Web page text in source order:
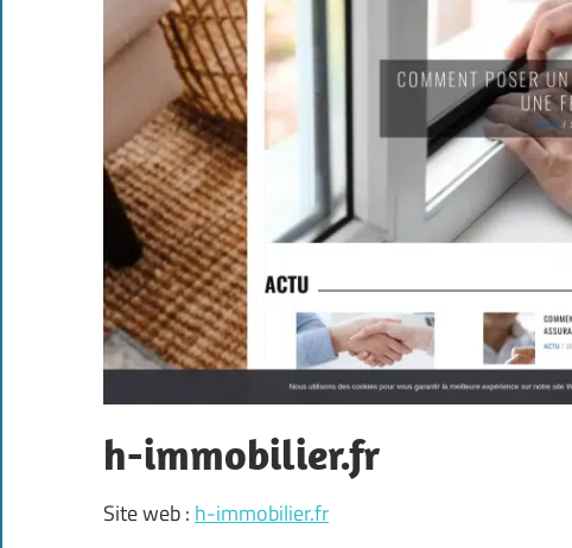
h-immobilier.fr
Site web : h-immobilier.fr